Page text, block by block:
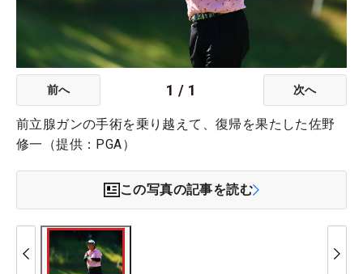
前へ 1 / 1 次へ
前立腺ガンの手術を乗り越えて、復帰を果たした佐野
修一（提供：PGA）
この写真の記事を読む